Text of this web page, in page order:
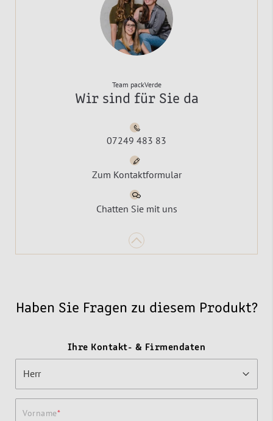
Team packVerde
Wir sind für Sie da
07249 483 83
Zum Kontaktformular
Chatten Sie mit uns
Haben Sie Fragen zu diesem Produkt?
Ihre Kontakt- & Firmendaten
Vorname